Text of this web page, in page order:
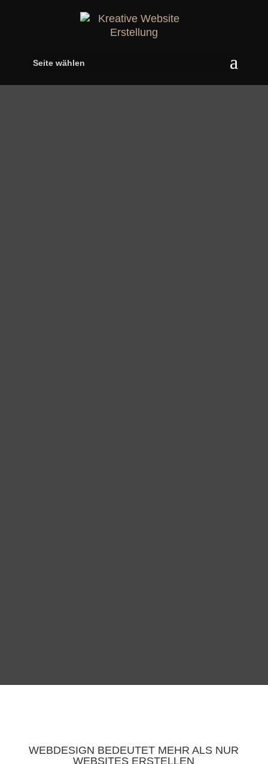
Seite wählen
WEBDESIGN BEDEUTET MEHR ALS NUR
WEBSITES ERSTELLEN